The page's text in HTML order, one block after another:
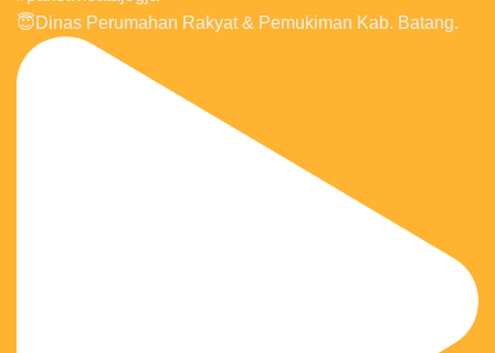
😇Dinas Perumahan Rakyat & Pemukiman Kab. Batang.